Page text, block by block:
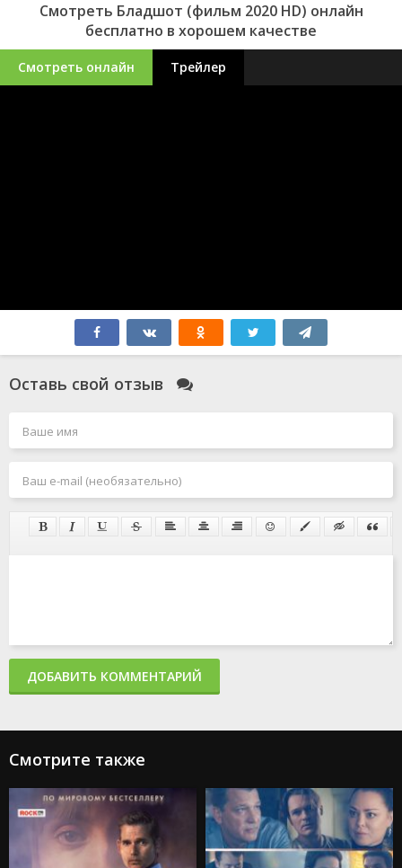
Смотреть Бладшот (фильм 2020 HD) онлайн
бесплатно в хорошем качестве
Смотреть онлайн Трейлер
Оставь свой отзыв
ДОБАВИТЬ КОММЕНТАРИЙ
Смотрите также